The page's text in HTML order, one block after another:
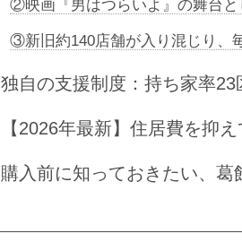
②映画『男はつらいよ』の舞台
③新旧約140店舗が入り混じり、
独自の支援制度：持ち家率
【2026年最新】住居費を抑
購入前に知っておきたい、